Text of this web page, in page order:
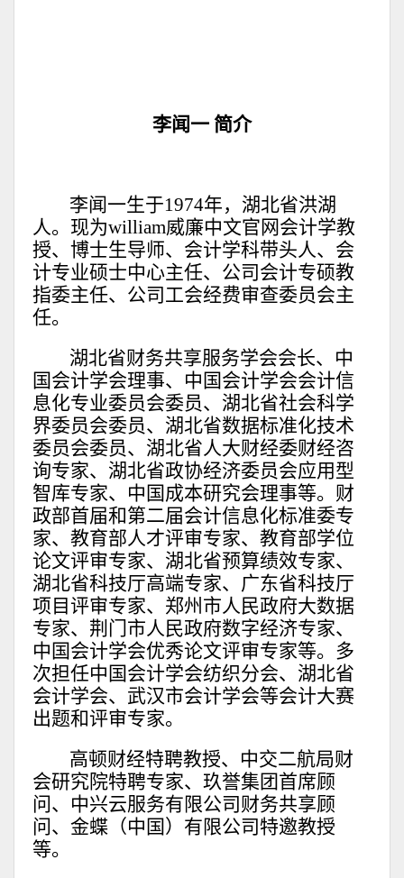
李闻一 简介
李闻一生于1974年，湖北省洪湖
人。现为william威廉中文官网会计学教
授、博士生导师、会计学科带头人、会
计专业硕士中心主任、公司会计专硕教
指委主任、公司工会经费审查委员会主
任。
湖北省财务共享服务学会会长、中
国会计学会理事、中国会计学会会计信
息化专业委员会委员、湖北省社会科学
界委员会委员、湖北省数据标准化技术
委员会委员、湖北省人大财经委财经咨
询专家、湖北省政协经济委员会应用型
智库专家、中国成本研究会理事等。财
政部首届和第二届会计信息化标准委专
家、教育部人才评审专家、教育部学位
论文评审专家、湖北省预算绩效专家、
湖北省科技厅高端专家、广东省科技厅
项目评审专家、郑州市人民政府大数据
专家、荆门市人民政府数字经济专家、
中国会计学会优秀论文评审专家等。多
次担任中国会计学会纺织分会、湖北省
会计学会、武汉市会计学会等会计大赛
出题和评审专家。
高顿财经特聘教授、中交二航局财
会研究院特聘专家、玖誉集团首席顾
问、中兴云服务有限公司财务共享顾
问、金蝶（中国）有限公司特邀教授
等。